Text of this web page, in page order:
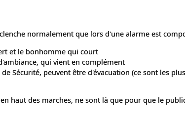
normalement que lors d'une alarme est
et le bonhomme qui court
qui vient en complément
Sécurité, peuvent être d'évacuation (ce sont les
haut des marches, ne sont là que pour que le